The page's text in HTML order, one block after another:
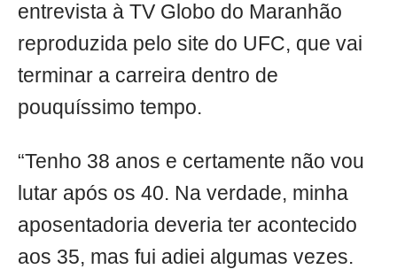
entrevista à TV Globo do Maranhão
reproduzida pelo site do UFC, que vai
terminar a carreira dentro de
pouquíssimo tempo.
“Tenho 38 anos e certamente não vou
lutar após os 40. Na verdade, minha
aposentadoria deveria ter acontecido
aos 35, mas fui adiei algumas vezes.